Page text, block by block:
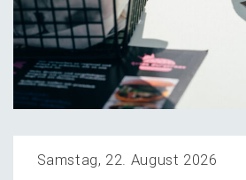
Samstag, 22. August 2026